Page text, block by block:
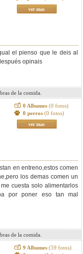
ver mas
el pienso que le deis al
opinais
de la comida.
0 Albumes (0 fotos)
0 perros (0 fotos)
ver mas
en entreno,estos comen
los demas comen un
cuesta solo alimentarlos
por poner eso tan mal
de la comida.
9 Albumes (59 fotos)